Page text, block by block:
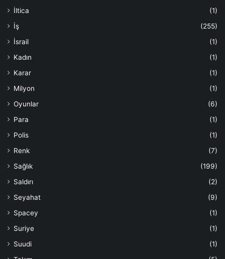
İltica
(1)
İş
(255)
İsrail
(1)
Kadın
(1)
Karar
(1)
Milyon
(1)
Oyunlar
(6)
Para
(1)
Polis
(1)
Renk
(7)
Sağlık
(199)
Saldırı
(2)
Seyahat
(9)
Spacey
(1)
Suriye
(1)
Suudi
(1)